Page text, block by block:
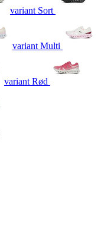
variant Sort
variant Multi
variant Rød